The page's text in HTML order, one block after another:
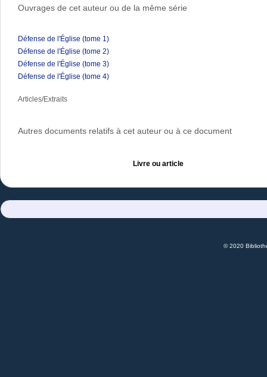
Ouvrages de cet auteur ou de la même série
Défense de l'Église (tome 1)
Défense de l'Église (tome 2)
Défense de l'Église (tome 3)
Défense de l'Église (tome 4)
Articles/Extraits
Autres documents relatifs à cet auteur ou à ce document
Livre ou article
© 2020